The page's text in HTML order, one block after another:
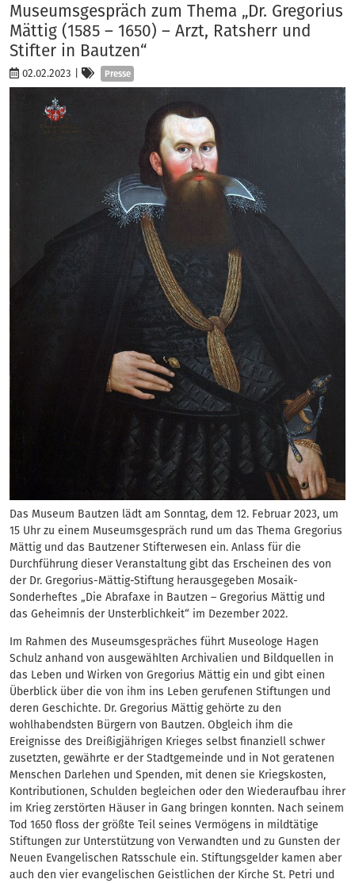
Museumsgespräch zum Thema „Dr. Gregorius
Mättig (1585 – 1650) – Arzt, Ratsherr und
Stifter in Bautzen“
02.02.2023 Kategorien
Presse
Das Museum Bautzen lädt am Sonntag, dem 12. Februar 2023, um
15 Uhr zu einem Museumsgespräch rund um das Thema Gregorius
Mättig und das Bautzener Stifterwesen ein. Anlass für die
Durchführung dieser Veranstaltung gibt das Erscheinen des von
der Dr. Gregorius-Mättig-Stiftung herausgegeben Mosaik-
Sonderheftes „Die Abrafaxe in Bautzen – Gregorius Mättig und
das Geheimnis der Unsterblichkeit“ im Dezember 2022.
Im Rahmen des Museumsgespräches führt Museologe Hagen
Schulz anhand von ausgewählten Archivalien und Bildquellen in
das Leben und Wirken von Gregorius Mättig ein und gibt einen
Überblick über die von ihm ins Leben gerufenen Stiftungen und
deren Geschichte. Dr. Gregorius Mättig gehörte zu den
wohlhabendsten Bürgern von Bautzen. Obgleich ihm die
Ereignisse des Dreißigjährigen Krieges selbst finanziell schwer
zusetzten, gewährte er der Stadtgemeinde und in Not geratenen
Menschen Darlehen und Spenden, mit denen sie Kriegskosten,
Kontributionen, Schulden begleichen oder den Wiederaufbau ihrer
im Krieg zerstörten Häuser in Gang bringen konnten. Nach seinem
Tod 1650 floss der größte Teil seines Vermögens in mildtätige
Stiftungen zur Unterstützung von Verwandten und zu Gunsten der
Neuen Evangelischen Ratsschule ein. Stiftungsgelder kamen aber
auch den vier evangelischen Geistlichen der Kirche St. Petri und